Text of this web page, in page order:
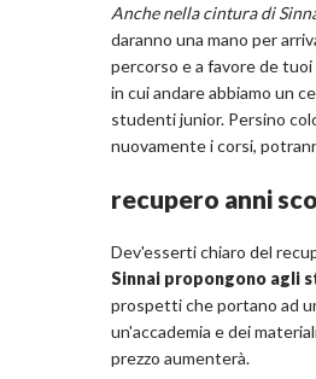
Anche nella cintura di
daranno una mano per
percorso e a favore de
in cui andare abbiamo un
studenti junior. Persino
nuovamente i corsi,
recupero anni
Dev'esserti chiaro del
Sinnai propongono agli
prospetti che portano ad
un'accademia e dei
prezzo aumenterà.